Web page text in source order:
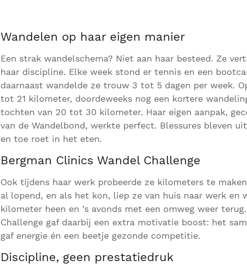
Wandelen op haar eigen manier
Een strak wandelschema? Niet aan haar besteed. Ze
haar discipline. Elke week stond er tennis en een
daarnaast wandelde ze trouw 3 tot 5 dagen per week.
tot 21 kilometer, doordeweeks nog een kortere
tochten van 20 tot 30 kilometer. Haar eigen aanpak,
van de Wandelbond, werkte perfect. Blessures bleven
en toe roet in het eten.
Bergman Clinics Wandel Challenge
Ook tijdens haar werk probeerde ze kilometers te
al lopend, en als het kon, liep ze van huis naar werk en
kilometer heen en ’s avonds met een omweg weer
Challenge gaf daarbij een extra motivatie boost: het
gaf energie én een beetje gezonde competitie.
Discipline, geen prestatiedruk